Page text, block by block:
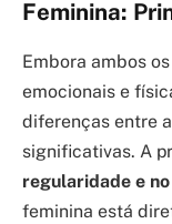
Feminina:
Embora ambos
emocionais e
diferenças entre
significativas. A
regularidade e
feminina está